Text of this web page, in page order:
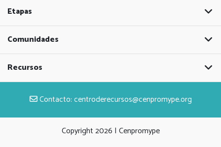
Etapas
Comunidades
Recursos
Contacto:centroderecursos@cenpromype.org
Copyright2026 | Cenpromype